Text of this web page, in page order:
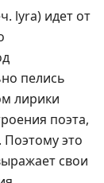
lyra) идет от
пелись
лирики
поэта,
Поэтому это
свои